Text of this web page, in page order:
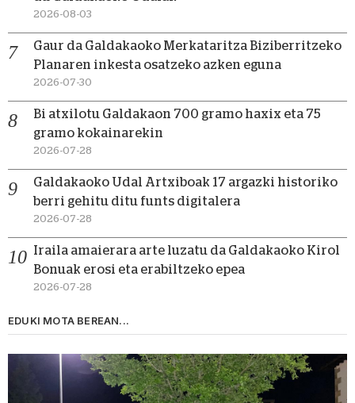
2026-08-03
Gaur da Galdakaoko Merkataritza Biziberritzeko
Planaren inkesta osatzeko azken eguna
2026-07-30
Bi atxilotu Galdakaon 700 gramo haxix eta 75
gramo kokainarekin
2026-07-28
Galdakaoko Udal Artxiboak 17 argazki historiko
berri gehitu ditu funts digitalera
2026-07-28
Iraila amaierara arte luzatu da Galdakaoko Kirol
Bonuak erosi eta erabiltzeko epea
2026-07-28
EDUKI MOTA BEREAN...